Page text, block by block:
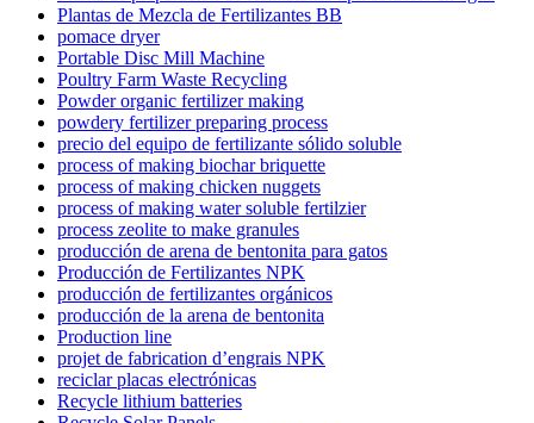
Plantas de Mezcla de Fertilizantes BB
pomace dryer
Portable Disc Mill Machine
Poultry Farm Waste Recycling
Powder organic fertilizer making
powdery fertilizer preparing process
precio del equipo de fertilizante sólido soluble
process of making biochar briquette
process of making chicken nuggets
process of making water soluble fertilzier
process zeolite to make granules
producción de arena de bentonita para gatos
Producción de Fertilizantes NPK
producción de fertilizantes orgánicos
producción de la arena de bentonita
Production line
projet de fabrication d’engrais NPK
reciclar placas electrónicas
Recycle lithium batteries